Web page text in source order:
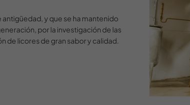
antigüedad, y que se ha mantenido
por la investigación de las
de licores de gran sabor y calidad.